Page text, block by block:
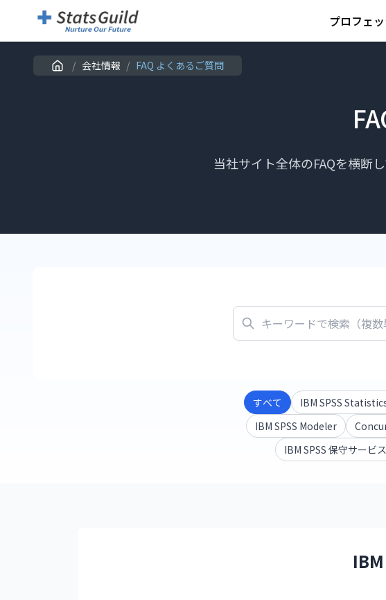
プロフェ
/ 会社情報 / FAQ よくあるご質問
当社サイト全体のFAQを横断
すべて IBM SPSS
IBM SPSS Modeler
IBM SPSS 保守サービス